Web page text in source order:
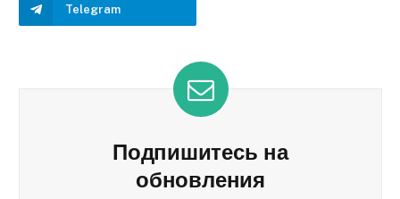
Telegram
Подпишитесь на
обновления